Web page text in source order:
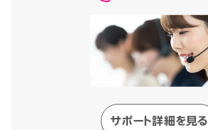
サポート詳細を見る